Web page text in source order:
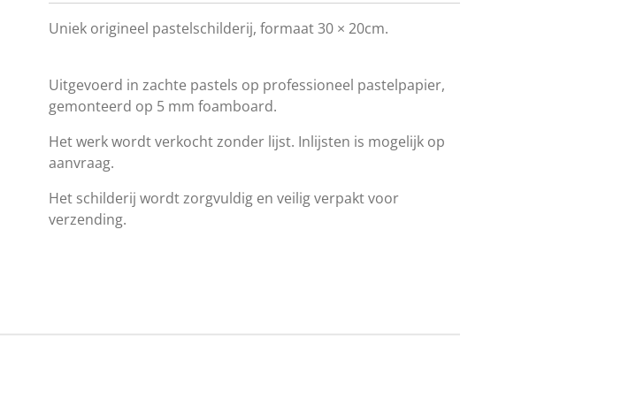
Uniek origineel pastelschilderij, formaat 30 × 20cm.
Uitgevoerd in zachte pastels op professioneel pastelpapier,
gemonteerd op 5 mm foamboard.
Het werk wordt verkocht zonder lijst. Inlijsten is mogelijk op
aanvraag.
Het schilderij wordt zorgvuldig en veilig verpakt voor
verzending.